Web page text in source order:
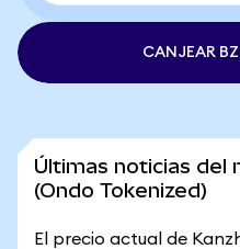
CANJEAR
Últimas noticias del
(Ondo Tokenized)
El precio actual de